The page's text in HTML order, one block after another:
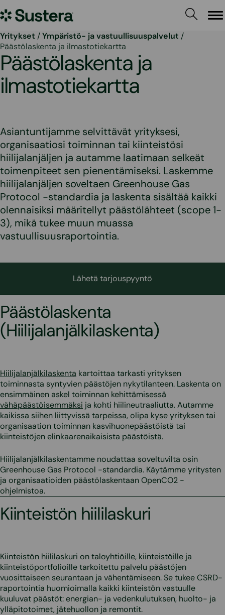
sisältöön
Sustera
Yritykset /Ympäristö- ja vastuullisuuspalvelut /
Päästölaskenta ja ilmastotiekartta
Päästölaskenta ja
ilmastotiekartta
Asiantuntijamme selvittävät yrityksesi,
organisaatiosi toiminnan tai kiinteistösi
hiilijalanjäljen ja autamme laatimaan selkeät
toimenpiteet sen pienentämiseksi. Laskemme
hiilijalanjäljen soveltaen Greenhouse Gas
Protocol -standardia ja laskenta sisältää kaikki
olennaisiksi määritellyt päästölähteet (scope 1-
3), mikä tukee muun muassa
vastuullisuusraportointia.
Lähetä tarjouspyyntö
Päästölaskenta
(Hiilijalanjälkilaskenta)
Hiilijalanjälkilaskenta kartoittaa tarkasti yrityksen
toiminnasta syntyvien päästöjen nykytilanteen. Laskenta on
ensimmäinen askel toiminnan kehittämisessä
vähäpäästöisemmäksi ja kohti hiilineutraaliutta. Autamme
kaikissa siihen liittyvissä tarpeissa, olipa kyse yrityksen tai
organisaation toiminnan kasvihuonepäästöistä tai
kiinteistöjen elinkaarenaikaisista päästöistä.
Hiilijalanjälkilaskentamme noudattaa soveltuvilta osin
Greenhouse Gas Protocol -standardia. Käytämme yritysten
ja organisaatioiden päästölaskentaan OpenCO2 -
ohjelmistoa.
Kiinteistön hiililaskuri
Kiinteistön hiililaskuri on taloyhtiöille, kiinteistöille ja
kiinteistöportfolioille tarkoitettu palvelu päästöjen
vuosittaiseen seurantaan ja vähentämiseen. Se tukee CSRD-
raportointia huomioimalla kaikki kiinteistön vastuulle
kuuluvat päästöt: energian- ja vedenkulutuksen, huolto- ja
ylläpitotoimet, jätehuollon ja remontit.